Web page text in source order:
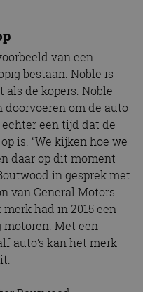
van een
bestaan. Noble is
als de kopers. Noble
om de auto
een tijd dat de
is. “We kijken hoe we
daar op dit moment
in gesprek met
van General Motors
had in 2015 een
Met een
auto’s kan het merk